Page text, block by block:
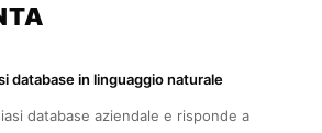
database in linguaggio naturale
database aziendale e risponde a